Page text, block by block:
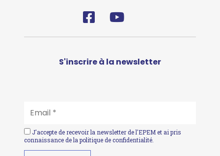
S'inscrire à la newsletter
J'accepte de recevoir la newsletter de l'EPEM et ai pris
connaissance de la politique de confidentialité